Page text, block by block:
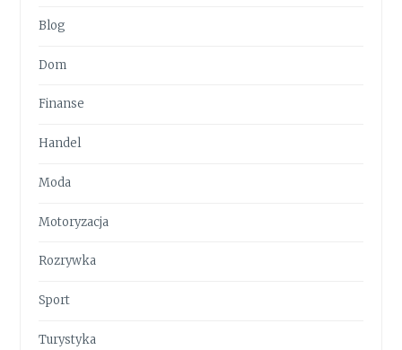
Blog
Dom
Finanse
Handel
Moda
Motoryzacja
Rozrywka
Sport
Turystyka